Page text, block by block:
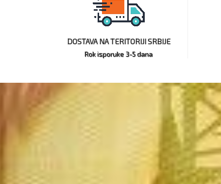
DOSTAVA NA TERITORIJI SRBIJE
Rok isporuke 3-5 dana